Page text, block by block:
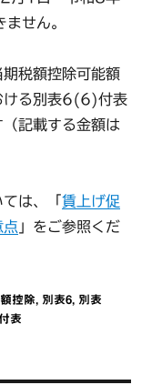
せん。
税額控除可能額
ける別表6(6)付表
記載する金額は
は、「賃上げ促
点 」をご参照くだ
控除, 別表6, 別表
表